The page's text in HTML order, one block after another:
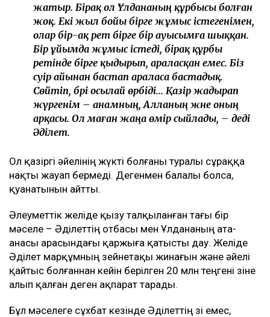
жатыр. Бірақ ол Ұлдананың құрбысы болған
жоқ. Екі жыл бойы бірге жұмыс істегенімен,
олар бір-ақ рет бірге бір ауысымға шыққан.
Бір ұйымда жұмыс істеді, бірақ құрбы
ретінде бірге қыдырып, араласқан емес. Біз
сәуір айынан бастап араласа бастадық.
Сөйтіп, бәрі осылай өрбіді... Қазір жадырап
жүргенім – анамның, Алланың және оның
арқасы. Ол маған жаңа өмір сыйлады, – деді
Әділет.
Ол қазіргі әйелінің жүкті болғаны туралы сұраққа
нақты жауап бермеді. Дегенмен балалы болса,
қуанатынын айтты.
Әлеуметтік желіде қызу талқыланған тағы бір
мәселе – Әділеттің отбасы мен Ұлдананың ата-
анасы арасындағы қаржыға қатысты дау. Желіде
Әділет марқұмның зейнетақы жинағын және әйелі
қайтыс болғаннан кейін берілген 20 млн теңгені өзіне
алып қалған деген ақпарат тарады.
Бұл мәселеге сұхбат кезінде Әділеттің өзі емес,